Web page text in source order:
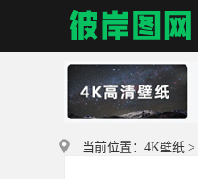
首页
当前位置： 4K壁纸 >